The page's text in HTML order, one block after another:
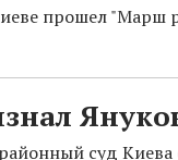
прошел "Марш
суд Киева